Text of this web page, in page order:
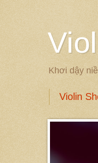
Khơi dậy
Violin